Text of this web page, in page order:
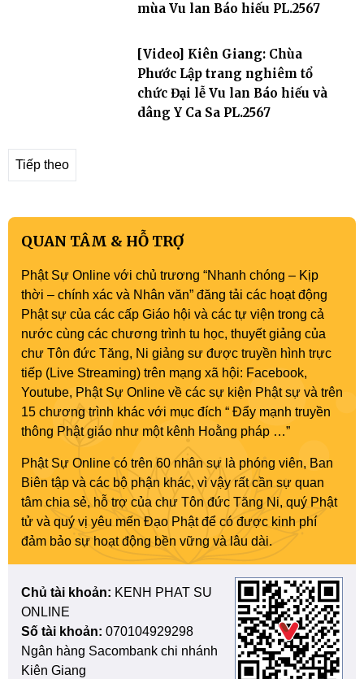
mùa Vu lan Báo hiếu PL.2567
[Video] Kiên Giang: Chùa
Phước Lập trang nghiêm tổ
chức Đại lễ Vu lan Báo hiếu và
dâng Y Ca Sa PL.2567
Tiếp theo
QUAN TÂM & HỖ TRỢ
Phật Sự Online với chủ trương “Nhanh chóng – Kịp
thời – chính xác và Nhân văn” đăng tải các hoạt động
Phật sự của các cấp Giáo hội và các tự viện trong cả
nước cùng các chương trình tu học, thuyết giảng của
chư Tôn đức Tăng, Ni giảng sư được truyền hình trực
tiếp (Live Streaming) trên mạng xã hội: Facebook,
Youtube, Phật Sự Online về các sự kiện Phật sự và trên
15 chương trình khác với mục đích “ Đẩy mạnh truyền
thông Phật giáo như một kênh Hoằng pháp …”
Phật Sự Online có trên 60 nhân sự là phóng viên, Ban
Biên tập và các bộ phận khác, vì vậy rất cần sự quan
tâm chia sẻ, hỗ trợ của chư Tôn đức Tăng Ni, quý Phật
tử và quý vị yêu mến Đạo Phật để có được kinh phí
đảm bảo sự hoạt động bền vững và lâu dài.
Chủ tài khoản: KENH PHAT SU
ONLINE
Số tài khoản: 070104929298
Ngân hàng Sacombank chi nhánh
Kiên Giang